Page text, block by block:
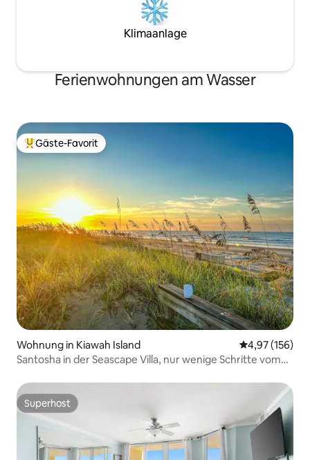
Klimaanlage
Ferienwohnungen am Wasser
Beliebter Gäste-Favorit.
Gäste-Favorit
Wohnung in Kiawah Island
4,97 (156)
Santosha in der Seascape Villa, nur wenige Schritte vom
Superhost
Superhost